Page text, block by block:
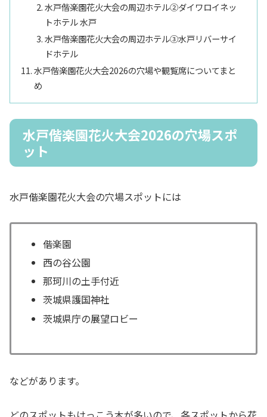
水戸偕楽園花火大会の周辺ホテル②ダイワロイネッ
トホテル 水戸
水戸偕楽園花火大会の周辺ホテル③水戸リバーサイ
ドホテル
水戸偕楽園花火大会2026の穴場や観覧席についてまと
め
水戸偕楽園花火大会2026の穴場スポ
ット
水戸偕楽園花火大会の穴場スポットには
偕楽園
西の谷公園
那珂川の土手付近
茨城県護国神社
茨城県庁の展望ロビー
などがあります。